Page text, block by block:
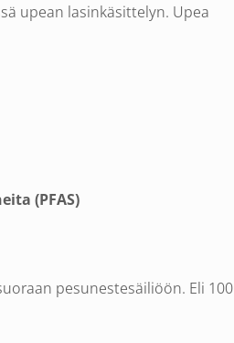
upean lasinkäsittelyn. Upea
(PFAS)
pesunestesäiliöön. Eli 100